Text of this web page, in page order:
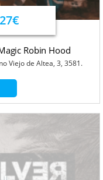
27€
Robin Hood
Viejo de Altea, 3, 3581.